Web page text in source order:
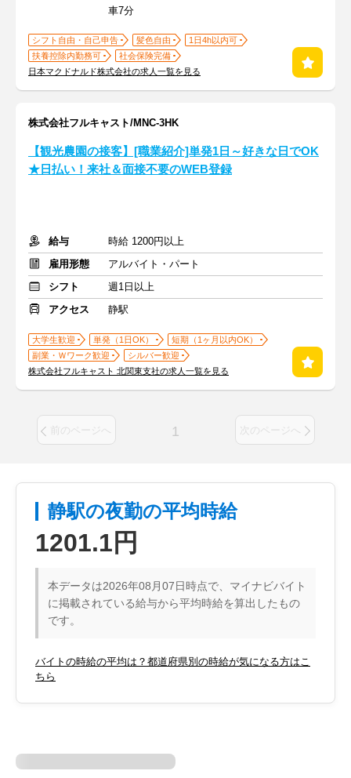
車7分
シフト自由・自己申告 髪色自由
1日4h以内可
扶養控除内勤務可
社会保険完備
日本マクドナルド株式会社の求人一覧を見る
株式会社フルキャスト/MNC-3HK
【観光農園の接客】[職業紹介]単発1日～好きな日でOK
★日払い！来社＆面接不要のWEB登録
給与
時給 1200円以上
雇用形態
アルバイト・パート
シフト
週1日以上
アクセス
静駅
大学生歓迎 単発（1日OK）
短期（1ヶ月以内OK）
副業・Ｗワーク歓迎
シルバー歓迎
株式会社フルキャスト 北関東支社の求人一覧を見る
前のページへ 1 次のページへ
静駅の夜勤の平均時給
1201.1円
本データは2026年08月07日時点で、マイナビバイト
に掲載されている給与から平均時給を算出したもの
です。
バイトの時給の平均は？都道府県別の時給が気になる方はこ
ちら